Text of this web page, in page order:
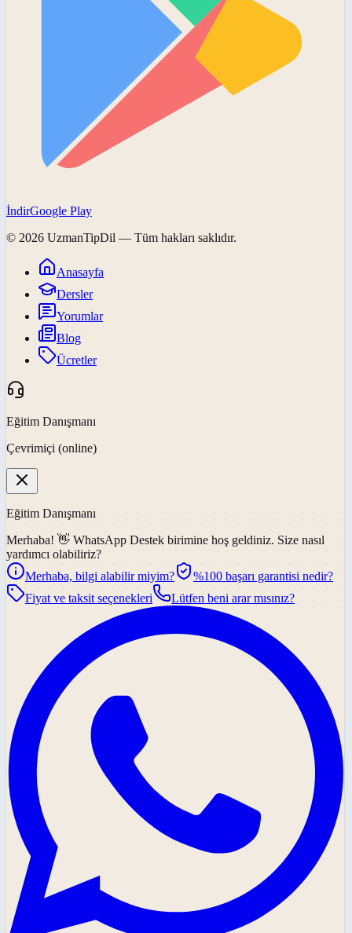
İndirGoogle Play
© 2026 UzmanTipDil — Tüm hakları saklıdır.
Anasayfa
Dersler
Yorumlar
Blog
Ücretler
Eğitim Danışmanı
Çevrimiçi (online)
Eğitim Danışmanı
Merhaba! 👋 WhatsApp Destek birimine hoş geldiniz. Size nasıl
yardımcı olabiliriz?
Merhaba, bilgi alabilir miyim?
%100 başarı garantisi nedir?
Fiyat ve taksit seçenekleri
Lütfen beni arar mısınız?